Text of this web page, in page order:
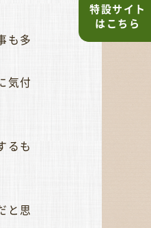
も多
気付
るも
と思
特設サイト
はこちら